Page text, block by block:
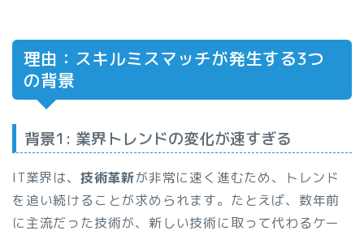
理由：スキルミスマッチが発生する3つ
の背景
背景1: 業界トレンドの変化が速すぎる
IT業界は、 技術革新が非常に速く進むため、トレンド
を追い続けることが求められます。たとえば、数年前
に主流だった技術が、新しい技術に取って代わるケー